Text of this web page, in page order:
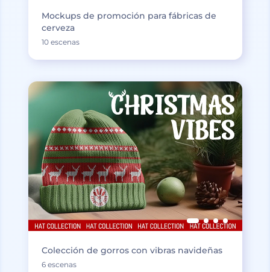
Mockups de promoción para fábricas de
cerveza
10 escenas
Colección de gorros con vibras navideñas
6 escenas